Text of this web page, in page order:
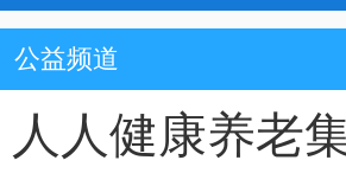
公益频道
人人健康养老